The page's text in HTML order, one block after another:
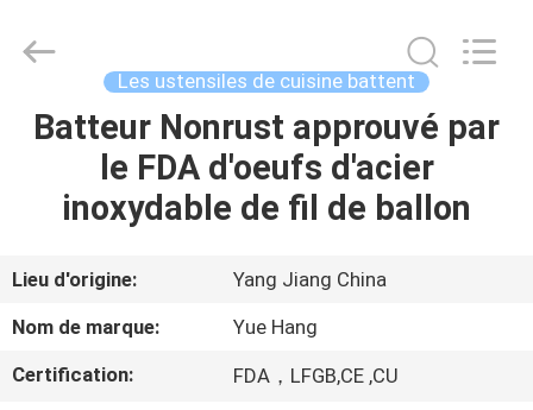
MAISON
PRODUITS
AU
SUJET
DE
silicone
Les ustensiles de cuisine battent
Batteur Nonrust approuvé par
le FDA d'oeufs d'acier
inoxydable de fil de ballon
Lieu d'origine:
Yang Jiang China
Nom de marque:
Yue Hang
Certification:
FDA，LFGB,CE ,CU